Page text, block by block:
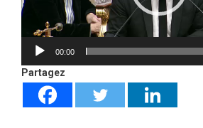
00:00
Partagez